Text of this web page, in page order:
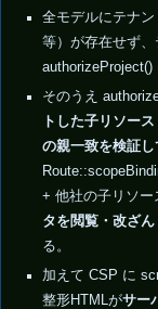
全モデルにテナ
等）が存在せず
authorizeProject()
そのうえ
トした子リソー
の親一致を検証し
+ 他社の子リソー
タを閲覧・改ざ
る。
加えて CSP に
整形HTMLがサー